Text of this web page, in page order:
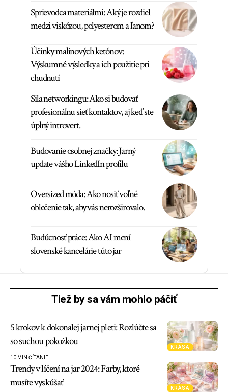
Sprievodca materiálmi: Aký je rozdiel
medzi viskózou, polyesterom a ľanom?
Účinky malinových ketónov:
Výskumné výsledky a ich použitie pri
chudnutí
Sila networkingu: Ako si budovať
profesionálnu sieť kontaktov, aj keď ste
úplný introvert.
Budovanie osobnej značky: Jarný
update vášho LinkedIn profilu
Oversized móda: Ako nosiť voľné
oblečenie tak, aby vás nerozširovalo.
Budúcnosť práce: Ako AI mení
slovenské kancelárie túto jar
Tiež by sa vám mohlo páčiť
KRÁSA
5 krokov k dokonalej jarnej pleti: Rozlúčte sa
so suchou pokožkou
10 MIN ČÍTANIE
KRÁSA
Trendy v líčení na jar 2024: Farby, ktoré
musíte vyskúšať